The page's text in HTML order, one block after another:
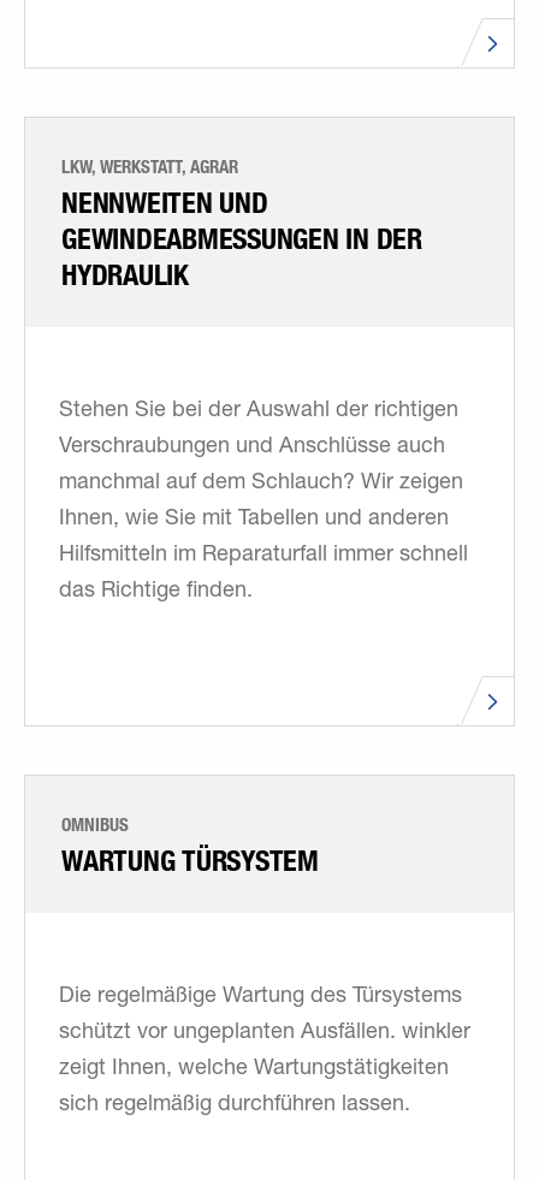
LKW, WERKSTATT, AGRAR
NENNWEITEN UND
GEWINDEABMESSUNGEN IN DER
HYDRAULIK
Stehen Sie bei der Auswahl der richtigen
Verschraubungen und Anschlüsse auch
manchmal auf dem Schlauch? Wir zeigen
Ihnen, wie Sie mit Tabellen und anderen
Hilfsmitteln im Reparaturfall immer schnell
das Richtige finden.
OMNIBUS
WARTUNG TÜRSYSTEM
Die regelmäßige Wartung des Türsystems
schützt vor ungeplanten Ausfällen. winkler
zeigt Ihnen, welche Wartungstätigkeiten
sich regelmäßig durchführen lassen.